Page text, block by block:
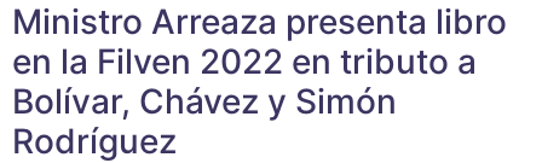
Ministro Arreaza presenta libro
en la Filven 2022 en tributo a
Bolívar, Chávez y Simón
Rodríguez